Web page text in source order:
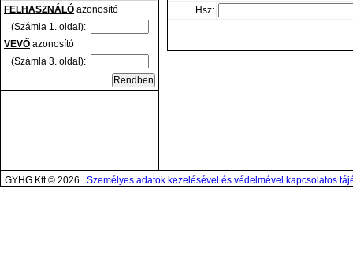
FELHASZNÁLÓ azonosító
(Számla 1. oldal):
VEVŐ azonosító
(Számla 3. oldal):
Hsz:
GYHG Kft.© 2026 Személyes adatok kezelésével és védelmével kapcsolatos